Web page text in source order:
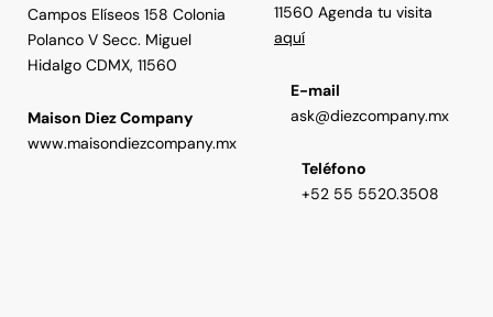
Campos Elíseos 158 Colonia
Polanco V Secc. Miguel
Hidalgo CDMX, 11560
Maison Diez Company
www.maisondiezcompany.mx
11560 Agenda tu visita
aquí
E-mail
ask@diezcompany.mx
Teléfono
+52 55 5520.3508